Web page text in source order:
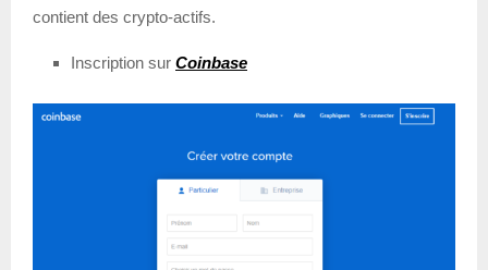
contient des crypto-actifs.
Inscription sur Coinbase